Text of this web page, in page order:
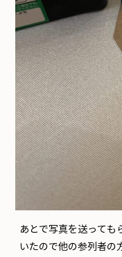
あとで写真を送っても
いたので他の参列者の